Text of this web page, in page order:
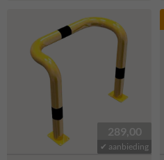
289,00
✔ aanbieding